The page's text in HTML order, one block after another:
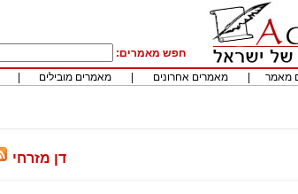
חפש מאמרים:
מאמר מאמרים אחרונים מאמרים מובילים
דן מזרחי